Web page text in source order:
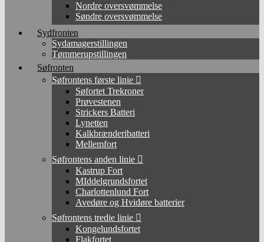
Nordre oversvømmelse
Søndre oversvømmelse
Sydfronten
Sydamagerstillingen
Tømmerupstillingen
Søfronten
Søfrontens første linie
Søfortet Trekroner
Prøvestenen
Strickers Batteri
Lynetten
Kalkbrænderibatteri
Mellemfort
Søfrontens anden linie
Kastrup Fort
MIddelgrundsfortet
Charlottenlund Fort
Avedøre og Hvidøre batterier
Søfrontens tredie linie
Kongelundsfortet
Flakfortet